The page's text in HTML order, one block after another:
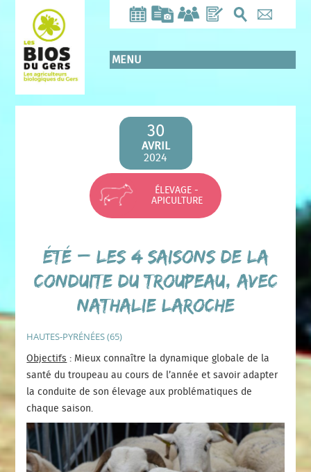
contenu
principal
MENU
30
AVRIL
2024
ÉLEVAGE -
APICULTURE
ÉTÉ – Les 4 saisons de la
conduite du troupeau, avec
Nathalie LAROCHE
HAUTES-PYRÉNÉES (65)
Objectifs : Mieux connaître la dynamique globale de la
santé du troupeau au cours de l’année et savoir adapter
la conduite de son élevage aux problématiques de
chaque saison.